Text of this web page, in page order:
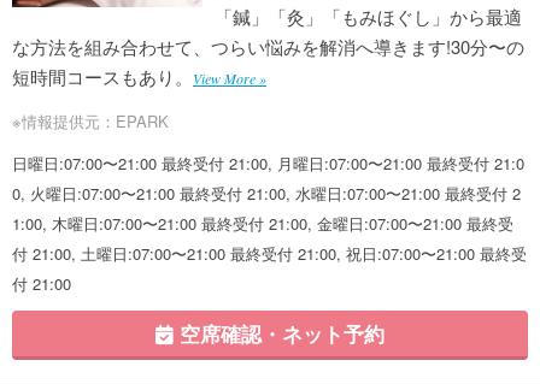
「鍼」「灸」「もみほぐし」から最適
な方法を組み合わせて、つらい悩みを解消へ導きます!30分〜の
短時間コースもあり。
View More »
※情報提供元：EPARK
日曜日:07:00〜21:00 最終受付 21:00, 月曜日:07:00〜21:00 最終受付 21:0
0, 火曜日:07:00〜21:00 最終受付 21:00, 水曜日:07:00〜21:00 最終受付 2
1:00, 木曜日:07:00〜21:00 最終受付 21:00, 金曜日:07:00〜21:00 最終受
付 21:00, 土曜日:07:00〜21:00 最終受付 21:00, 祝日:07:00〜21:00 最終受
付 21:00
空席確認・ネット予約